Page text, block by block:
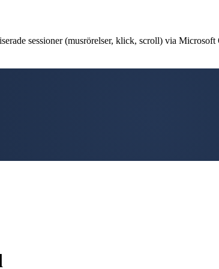
sessioner (musrörelser, klick, scroll) via